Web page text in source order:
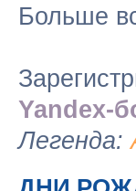
Больше
Yandex-
Легенда: